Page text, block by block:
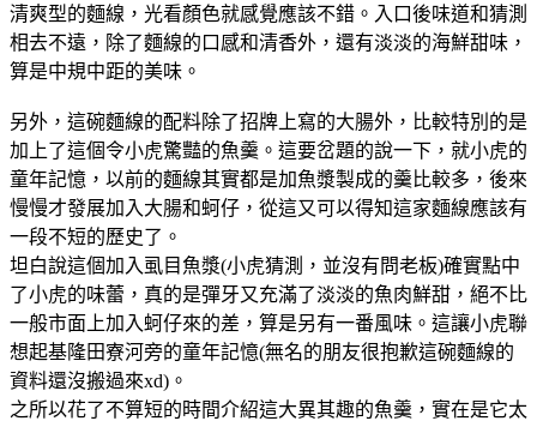
清爽型的麵線，光看顏色就感覺應該不錯。入口後味道和猜測
相去不遠，除了麵線的口感和清香外，還有淡淡的海鮮甜味，
算是中規中距的美味。
另外，這碗麵線的配料除了招牌上寫的大腸外，比較特別的是
加上了這個令小虎驚豔的魚羹。這要岔題的說一下，就小虎的
童年記憶，以前的麵線其實都是加魚漿製成的羹比較多，後來
慢慢才發展加入大腸和蚵仔，從這又可以得知這家麵線應該有
一段不短的歷史了。
坦白說這個加入虱目魚漿(小虎猜測，並沒有問老板)確實點中
了小虎的味蕾，真的是彈牙又充滿了淡淡的魚肉鮮甜，絕不比
一般市面上加入蚵仔來的差，算是另有一番風味。這讓小虎聯
想起基隆田寮河旁的童年記憶(無名的朋友很抱歉這碗麵線的
資料還沒搬過來xd)。
之所以花了不算短的時間介紹這大異其趣的魚羹，實在是它太